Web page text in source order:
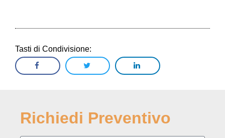
Tasti di Condivisione:
Richiedi Preventivo